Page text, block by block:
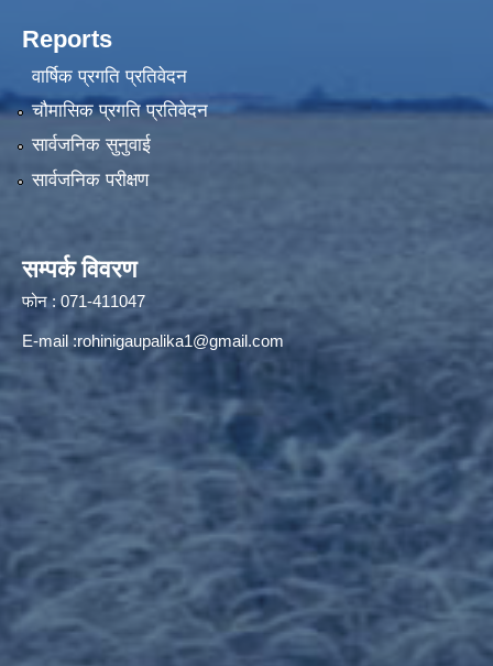
Reports
वार्षिक प्रगति प्रतिवेदन
चौमासिक प्रगति प्रतिवेदन
सार्वजनिक सुनुवाई
सार्वजनिक परीक्षण
सम्पर्क विवरण
फोन : 071-411047
E-mail :rohinigaupalika1@gmail.com